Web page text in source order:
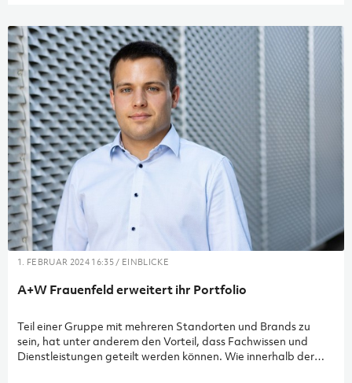
wurden: Stephan Diethelm, Teamleiter Brandschutz, und
Leeroy Bytyqi, Projektleiter Brandschutz.
1. FEBRUAR 2024 16:35 / EINBLICKE
A+W Frauenfeld erweitert ihr Portfolio
Teil einer Gruppe mit mehreren Standorten und Brands zu
sein, hat unter anderem den Vorteil, dass Fachwissen und
Dienstleistungen geteilt werden können. Wie innerhalb der